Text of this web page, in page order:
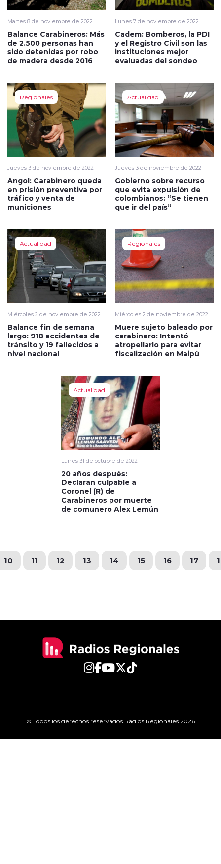
Martes 8 de noviembre de 2022
Balance Carabineros: Más
de 2.500 personas han
sido detenidas por robo
de madera desde 2016
Lunes 7 de noviembre de 2022
Cadem: Bomberos, la PDI
y el Registro Civil son las
instituciones mejor
evaluadas del sondeo
Regionales
Jueves 3 de noviembre de 2022
Angol: Carabinero queda
en prisión preventiva por
tráfico y venta de
municiones
Actualidad
Jueves 3 de noviembre de 2022
Gobierno sobre recurso
que evita expulsión de
colombianos: “Se tienen
que ir del país”
Actualidad
Miércoles 2 de noviembre de 2022
Balance fin de semana
largo: 918 accidentes de
tránsito y 19 fallecidos a
nivel nacional
Regionales
Miércoles 2 de noviembre de 2022
Muere sujeto baleado por
carabinero: Intentó
atropellarlo para evitar
fiscalización en Maipú
Actualidad
Lunes 31 de octubre de 2022
20 años después:
Declaran culpable a
Coronel (R) de
Carabineros por muerte
de comunero Alex Lemún
10 11 12 13 14 15 16 17
© Todos los derechos reservados Radios Regionales 2026